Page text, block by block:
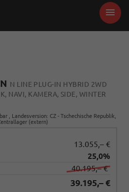
N LINE PLUG-IN HYBRID 2WD
NAVI, KAMERA, SIDE, WINTER
, Landesversion: CZ - Tschechische Republik,
(extern)
13.055,– €
25,0%
40.195,– €
39.195,– €